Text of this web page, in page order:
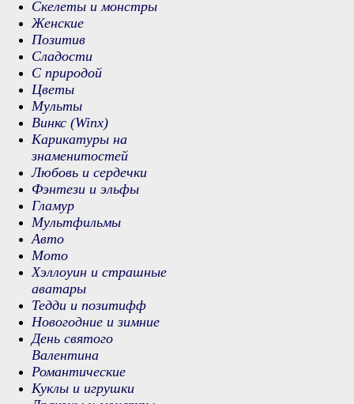
Скелеты и монстры
Женские
Позитив
Сладости
С природой
Цветы
Мульты
Винкс (Winx)
Карикатуры на
знаменитостей
Любовь и сердечки
Фэнтези и эльфы
Гламур
Мультфильмы
Авто
Мото
Хэллоуин и страшные
аватары
Тедди и позитифф
Новогодние и зимние
День святого
Валентина
Романтические
Куклы и игрушки